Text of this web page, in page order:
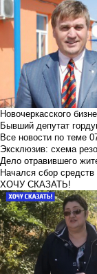
Новочеркасского
Бывший депутат
Все новости по теме
Эксклюзив: схема
Дело отравившего
Начался сбор
ХОЧУ СКАЗАТЬ!